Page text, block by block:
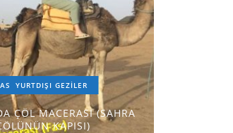
YURTDIŞI GEZILER
ÇÖL MACERASI (SAHRA
KAPISI)